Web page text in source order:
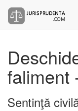
faliment
Sentinţă